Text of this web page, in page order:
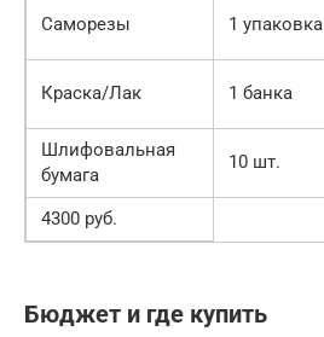
Саморезы 1 упаковка
Краска/Лак 1 банка
Шлифовальная
бумага
10 шт.
4300 руб.
Бюджет и где купить